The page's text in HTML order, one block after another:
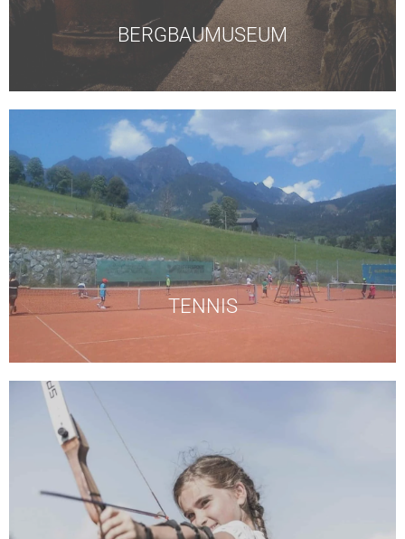
BERGBAUMUSEUM
TENNIS
Freie Nutzung der Tennisplätze in Maria Alm und
Mühlbach.
Donnerstag von 09:30 -12:00 Uhr max. 10
Teilnehmer. Anmeldung erforderlich unter:
Tel +43 676 5279655